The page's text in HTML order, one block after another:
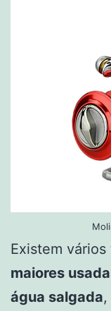
Existem
maiores
água salgada